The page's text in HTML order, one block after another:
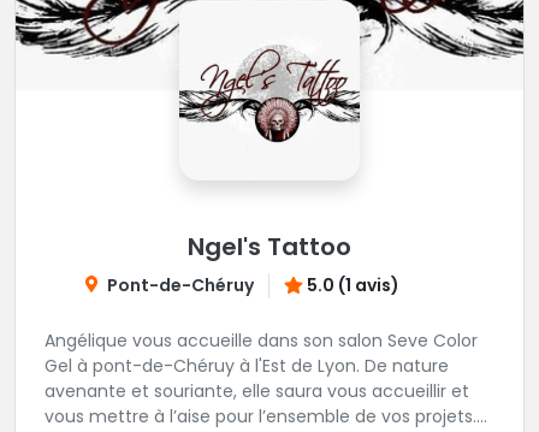
Ngel's Tattoo
Pont-de-Chéruy 5.0 (1 avis)
Angélique vous accueille dans son salon Seve Color
Gel à pont-de-Chéruy à l'Est de Lyon. De nature
avenante et souriante, elle saura vous accueillir et
vous mettre à l’aise pour l’ensemble de vos projets.